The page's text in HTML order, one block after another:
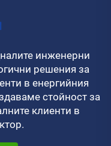
инженерни
решения за
в енергийния
стойност за
клиенти в